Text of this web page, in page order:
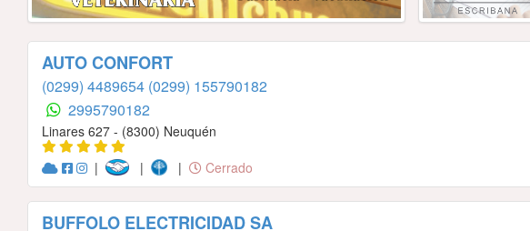
AUTO CONFORT
(0299) 4489654 (0299) 155790182
2995790182
Linares 627 - (8300) Neuquén
|
| | Cerrado
BUFFOLO ELECTRICIDAD SA